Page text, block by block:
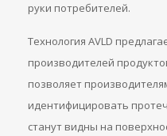
руки потребителей.
Технология AVLD
производителей
позволяет
идентифицировать
станут видны на